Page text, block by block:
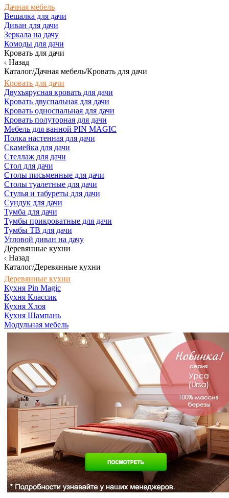
Дачная мебель
Вешалка для дачи
Диван для дачи
Зеркала на дачу
Комоды для дачи
Кровать для дачи
Назад
Каталог/Дачная мебель/Кровать для дачи
Кровать для дачи
Двухъярусная кровать для дачи
Кровать двуспальная для дачи
Кровать односпальная для дачи
Кровать полуторная для дачи
Мебель для ванной PIN MAGIC
Полка настенная для дачи
Скамейка для дачи
Стеллаж для дачи
Стол для дачи
Столы письменные для дачи
Столы туалетные для дачи
Стулья и табуреты для дачи
Сундук для дачи
Тумба для дачи
Тумбы прикроватные для дачи
Тумбы ТВ для дачи
Угловой диван на дачу
Деревянные кухни
Назад
Каталог/Деревянные кухни
Деревянные кухни
Кухня Pin Magic
Кухня Классик
Кухня Хлоя
Кухня Шампань
Модульная мебель